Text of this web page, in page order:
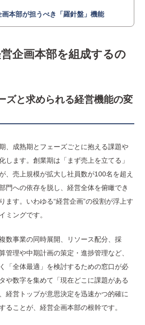
画本部が担うべき「羅針盤」機能
企画本部を組成するの
ズと求められる経営機能の変
、成熟期とフェーズごとに抱える課題や
します。創業期は「まず売上を立てる」
、売上規模が拡大し社員数が100名を超え
門への依存を脱し、経営全体を俯瞰でき
ます。いわゆる“経営企画”の役割が浮上す
ミングです。
数事業の同時展開、リソース配分、採
管理や中期計画の策定・進捗管理など、
「全体最適」を検討するための窓口が必
や数字を集めて「現在どこに課題がある
経営トップが意思決定を迅速かつ的確に
ることが、経営企画本部の根幹です。